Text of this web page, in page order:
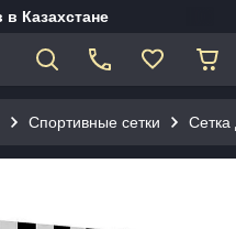
Казахстане
Спортивные сетки Сетка